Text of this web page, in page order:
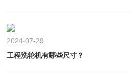
2024-07-29
工程洗轮机有哪些尺寸？